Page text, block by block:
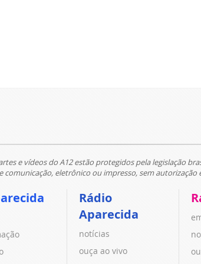
e vídeos do A12 estão protegidos pela legislação
eletrônico ou impresso, sem autorização
Rádio
Aparecida
notícias
ouça ao vivo